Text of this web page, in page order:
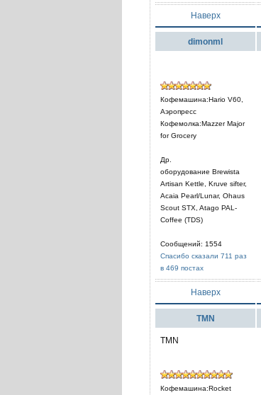
Наверх
dimonml
Кофемашина:Hario V60,
Аэропресс
Кофемолка:Mazzer Major
for Grocery
Др.
оборудование Brewista
Artisan Kettle, Kruve sifter,
Acaia Pearl/Lunar, Ohaus
Scout STX, Atago PAL-
Coffee (TDS)
Сообщений: 1554
Спасибо сказали 711 раз
в 469 постах
Наверх
TMN
TMN
Кофемашина:Rocket